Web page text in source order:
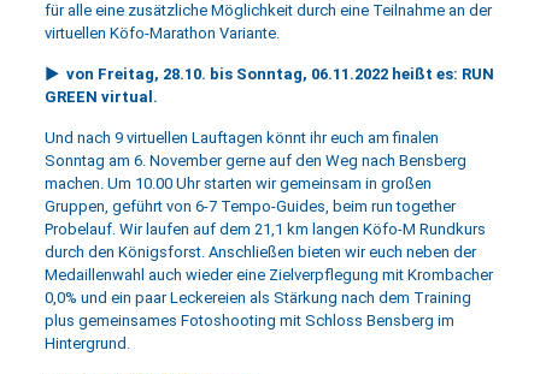
für alle eine zusätzliche Möglichkeit durch eine Teilnahme an der
virtuellen Köfo-Marathon Variante.
► von Freitag, 28.10. bis Sonntag, 06.11.2022 heißt es: RUN
GREEN virtual.
Und nach 9 virtuellen Lauftagen könnt ihr euch am finalen
Sonntag am 6. November gerne auf den Weg nach Bensberg
machen. Um 10.00 Uhr starten wir gemeinsam in großen
Gruppen, geführt von 6-7 Tempo-Guides, beim run together
Probelauf. Wir laufen auf dem 21,1 km langen Köfo-M Rundkurs
durch den Königsforst. Anschließen bieten wir euch neben der
Medaillenwahl auch wieder eine Zielverpflegung mit Krombacher
0,0% und ein paar Leckereien als Stärkung nach dem Training
plus gemeinsames Fotoshooting mit Schloss Bensberg im
Hintergrund.